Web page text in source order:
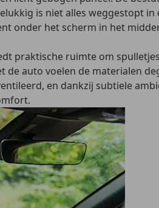
is niet alles weggestopt in
onder het scherm in het
praktische ruimte om
auto voelen de materialen
en dankzij subtiele